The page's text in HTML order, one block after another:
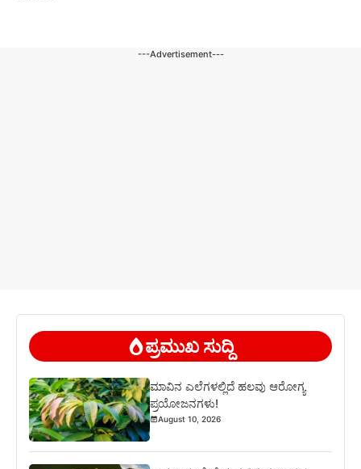
---Advertisement---
ಪ್ರಮುಖ ಸುದ್ದಿ
ಮಾವಿನ ಎಲೆಗಳಲ್ಲಿದೆ ಹಲವು ಆರೋಗ್ಯ
ಪ್ರಯೋಜನಗಳು!
August 10, 2026